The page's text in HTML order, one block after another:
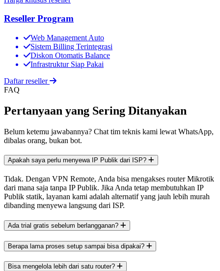
Reseller Program
Web Management Auto
Sistem Billing Terintegrasi
Diskon Otomatis Balance
Infrastruktur Siap Pakai
Daftar reseller
FAQ
Pertanyaan yang Sering Ditanyakan
Belum ketemu jawabannya? Chat tim teknis kami lewat WhatsApp,
dibalas orang, bukan bot.
Apakah saya perlu menyewa IP Publik dari ISP?
Tidak. Dengan VPN Remote, Anda bisa mengakses router Mikrotik
dari mana saja tanpa IP Publik. Jika Anda tetap membutuhkan IP
Publik statik, layanan kami adalah alternatif yang jauh lebih murah
dibanding menyewa langsung dari ISP.
Ada trial gratis sebelum berlangganan?
Berapa lama proses setup sampai bisa dipakai?
Bisa mengelola lebih dari satu router?